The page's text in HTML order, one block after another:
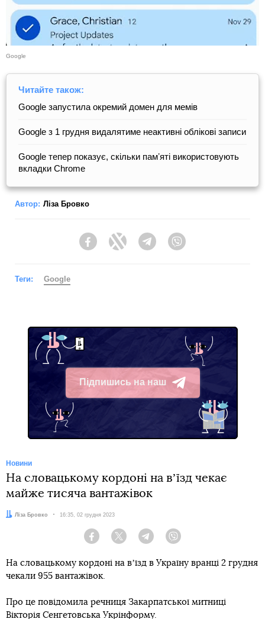
Google
Читайте також:
Google запустила окремий домен для мемів
Google з 1 грудня видалятиме неактивні облікові записи
Google тепер показує, скільки памʼяті використовують
вкладки Chrome
Автор: Ліза Бровко
FacebookTwitter Telegram
Теги: Google
Підпишись на наш
Telegram
Новини
На словацькому кордоні на вʼїзд чекає
майже тисяча вантажівок
Автор:
Ліза Бровко Дата:
16:35, 02 грудня 2023
Facebook Twitter Telegram
На словацькому кордоні на вʼїзд в Україну вранці 2 грудня
чекали 955 вантажівок.
Про це повідомила речниця Закарпатської митниці
Вікторія Сенгетовська Укрінформу.